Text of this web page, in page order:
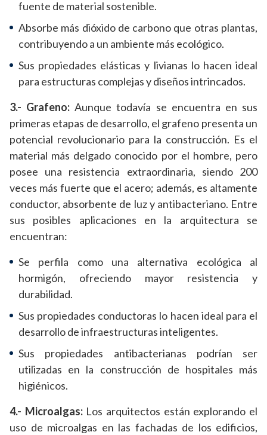
fuente de material sostenible.
Absorbe más dióxido de carbono que otras plantas,
contribuyendo a un ambiente más ecológico.
Sus propiedades elásticas y livianas lo hacen ideal
para estructuras complejas y diseños intrincados.
3.- Grafeno:Aunque todavía se encuentra en sus
primeras etapas de desarrollo, el grafeno presenta un
potencial revolucionario para la construcción. Es el
material más delgado conocido por el hombre, pero
posee una resistencia extraordinaria, siendo 200
veces más fuerte que el acero; además, es altamente
conductor, absorbente de luz y antibacteriano. Entre
sus posibles aplicaciones en la arquitectura se
encuentran:
Se perfila como una alternativa ecológica al
hormigón, ofreciendo mayor resistencia y
durabilidad.
Sus propiedades conductoras lo hacen ideal para el
desarrollo de infraestructuras inteligentes.
Sus propiedades antibacterianas podrían ser
utilizadas en la construcción de hospitales más
higiénicos.
4.- Microalgas:Los arquitectos están explorando el
uso de microalgas en las fachadas de los edificios,